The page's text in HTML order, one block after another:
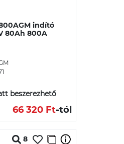
indító
80Ah 800A
beszerezhető
66 320 Ft-tól
8